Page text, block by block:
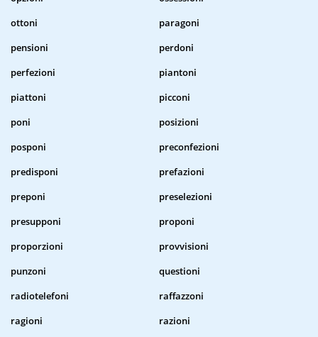
ottoni
paragoni
pensioni
perdoni
perfezioni
piantoni
piattoni
picconi
poni
posizioni
posponi
preconfezioni
predisponi
prefazioni
preponi
preselezioni
presupponi
proponi
proporzioni
provvisioni
punzoni
questioni
radiotelefoni
raffazzoni
ragioni
razioni